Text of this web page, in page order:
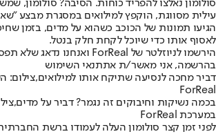
סולומון נאלצו להפריד כוחות. הסיבה? סולומון,
הגיעו תמונות של הכוכב כשהוא על מדים, בזמן
לאסוף אותו כדי שיוכל לקחת חלק בנטל.
הירשמו לניוזלטר של ForReal ואנחנו נדאג שלא תפספסו שום דבר חשוב!
בהרשמה, אני מאשר/ת אתתנאי השימוש
דביר מחכה לנסיעה שתיקח אותו
ForReal
בכמה נשיקות וחיבוקים זה נגמר? דביר על
במערכת ForReal
לפני זמן קצר סולומון העלה לעמודו ברשת